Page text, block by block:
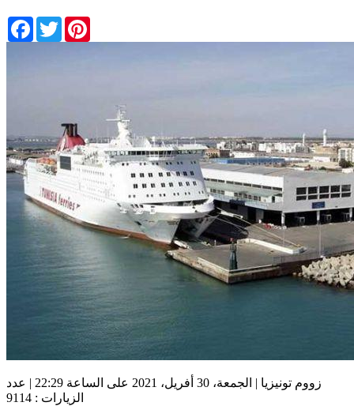
Facebook
Twitter
زووم تونيزيا | الجمعة، 30 أفريل، 2021 على الساعة 22:29 | عدد
الزيارات : 9114